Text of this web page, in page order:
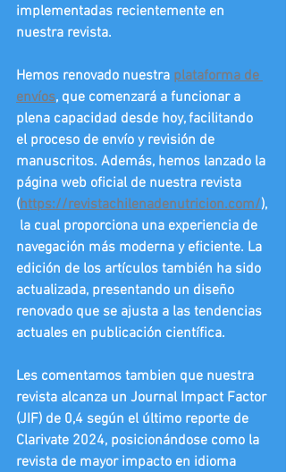
implementadas recientemente en
nuestra revista.
Hemos renovado nuestra plataforma de
envíos, que comenzará a funcionar a
plena capacidad desde hoy, facilitando
el proceso de envío y revisión de
manuscritos. Además, hemos lanzado la
página web oficial de nuestra revista
(https://revistachilenadenutricion.com/),
la cual proporciona una experiencia de
navegación más moderna y eficiente. La
edición de los artículos también ha sido
actualizada, presentando un diseño
renovado que se ajusta a las tendencias
actuales en publicación científica.
Les comentamos tambien que nuestra
revista alcanza un Journal Impact Factor
(JIF) de 0,4 según el último reporte de
Clarivate 2024, posicionándose como la
revista de mayor impacto en idioma